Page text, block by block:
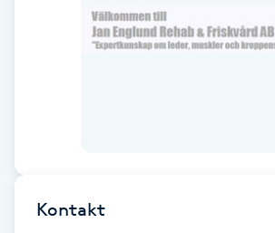
Fransborttagning
Fransfärgning
Kontakt